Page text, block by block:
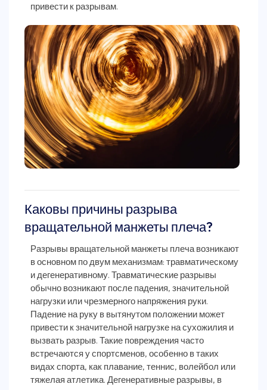
привести к разрывам.
Каковы причины разрыва
вращательной манжеты плеча?
Разрывы вращательной манжеты плеча возникают
в основном по двум механизмам: травматическому
и дегенеративному. Травматические разрывы
обычно возникают после падения, значительной
нагрузки или чрезмерного напряжения руки.
Падение на руку в вытянутом положении может
привести к значительной нагрузке на сухожилия и
вызвать разрыв. Такие повреждения часто
встречаются у спортсменов, особенно в таких
видах спорта, как плавание, теннис, волейбол или
тяжелая атлетика. Дегенеративные разрывы, в